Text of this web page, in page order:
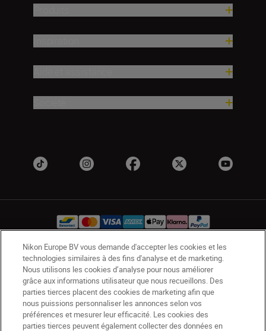
BE(fr) Nikon Sites
Contactez-nous
Avis de confidentialité
Conditions d’utilisation
CVG de la boutique Nikon Store
Notice d’information sur les cookies
Accessibilité
Nikon Europe BV vous demande d'accepter les cookies et les
technologies similaires à des fins d'analyse et de marketing.
Nous utilisons les cookies d’analyse pour nous améliorer
grâce aux informations utilisateur que nous recueillons. Des
parties tierces placent des cookies de marketing afin que
nous puissions personnaliser les annonces selon vos
préférences et mesurer leur efficacité. Les cookies des
parties tierces peuvent également collecter des données en